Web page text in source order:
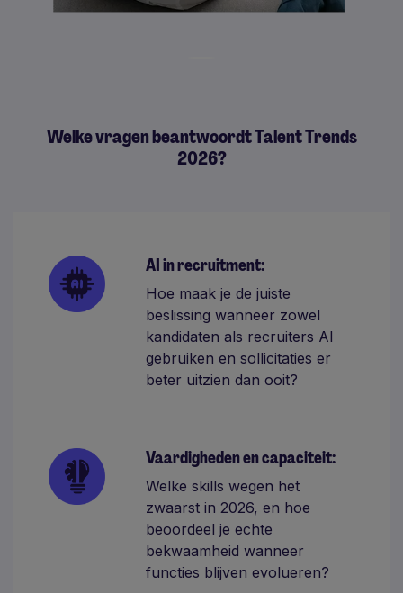
Welke vragen beantwoordt Talent Trends
2026?
AI in recruitment:
Hoe maak je de juiste
beslissing wanneer zowel
kandidaten als recruiters AI
gebruiken en sollicitaties er
beter uitzien dan ooit?
Vaardigheden en capaciteit:
Welke skills wegen het
zwaarst in 2026, en hoe
beoordeel je echte
bekwaamheid wanneer
functies blijven evolueren?